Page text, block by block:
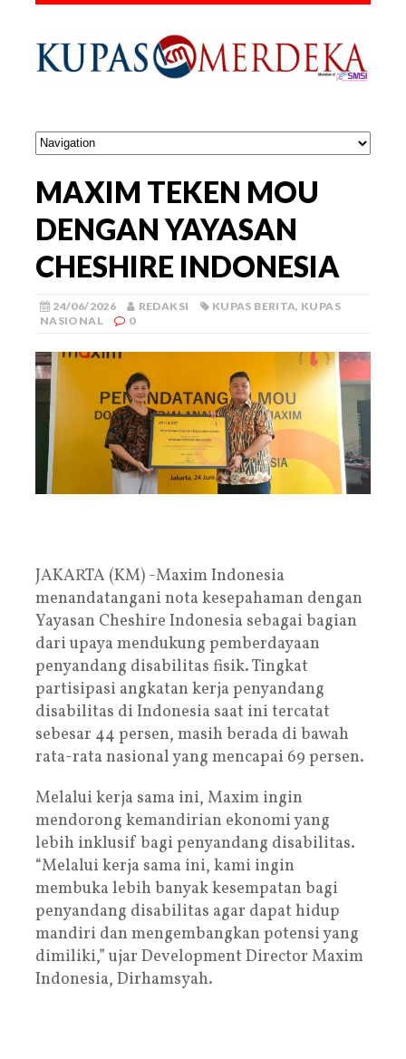
MAXIM TEKEN MOU
DENGAN YAYASAN
CHESHIRE INDONESIA
24/06/2026 REDAKSI KUPAS BERITA, KUPAS
NASIONAL
0
JAKARTA (KM) -Maxim Indonesia
menandatangani nota kesepahaman dengan
Yayasan Cheshire Indonesia sebagai bagian
dari upaya mendukung pemberdayaan
penyandang disabilitas fisik. Tingkat
partisipasi angkatan kerja penyandang
disabilitas di Indonesia saat ini tercatat
sebesar 44 persen, masih berada di bawah
rata-rata nasional yang mencapai 69 persen.
Melalui kerja sama ini, Maxim ingin
mendorong kemandirian ekonomi yang
lebih inklusif bagi penyandang disabilitas.
“Melalui kerja sama ini, kami ingin
membuka lebih banyak kesempatan bagi
penyandang disabilitas agar dapat hidup
mandiri dan mengembangkan potensi yang
dimiliki,” ujar Development Director Maxim
Indonesia, Dirhamsyah.